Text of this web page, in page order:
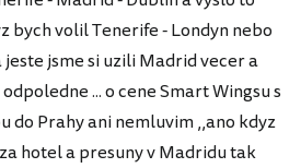
bych volil Tenerife - Londyn nebo
jsme si uzili Madrid vecer a
... o cene Smart Wingsu s
do Prahy ani nemluvim ,,ano kdyz
hotel a presuny v Madridu tak